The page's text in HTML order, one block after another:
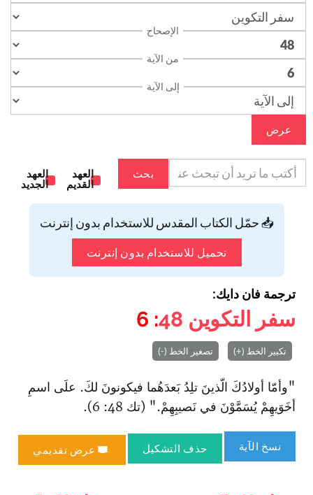
الإصحاح
من الآية
إلى الآية
عرض
بحث
العهد
القديم
العهد
الجديد
📥 حمّل الكتاب المقدس للاستخدام بدون إنترنت
تحميل للاستخدام بدون إنترنت
ترجمة فان دايك:
سفر التكوين 48
: 6
تكبير الخط (+) تصغير الخط (-)
"وأمّا أولادُكَ الّذينَ تلِدُ بَعدَهُما فيكونونَ لكَ. علَى اسمِ
أخَوَيهِمْ يُسَمَّوْنَ في نَصيبِهِمْ." (تك 48: 6).
نسخ الآية حذف التشكيل عرض تقديمي